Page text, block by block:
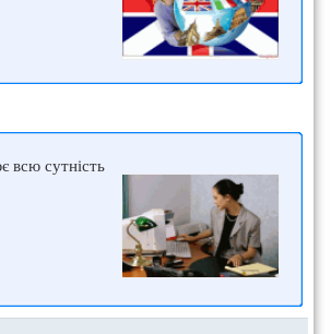
всю сутність